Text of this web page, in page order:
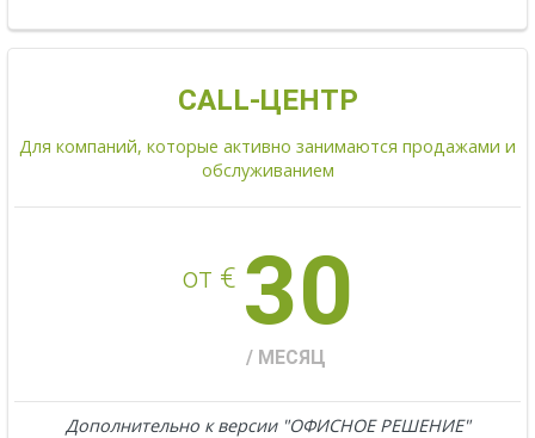
CALL-ЦЕНТР
Для компаний, которые активно занимаются продажами и
обслуживанием
от € 30
/ МЕСЯЦ
Дополнительно к версии "ОФИСНОЕ РЕШЕНИЕ"